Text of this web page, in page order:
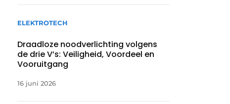
ELEKTROTECH
Draadloze noodverlichting volgens
de drie V’s: Veiligheid, Voordeel en
Vooruitgang
16 juni 2026